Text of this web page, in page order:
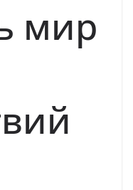
мир